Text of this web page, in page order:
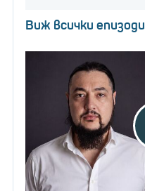
Виж всички епизоди